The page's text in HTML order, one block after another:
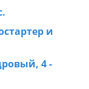
и
4 -